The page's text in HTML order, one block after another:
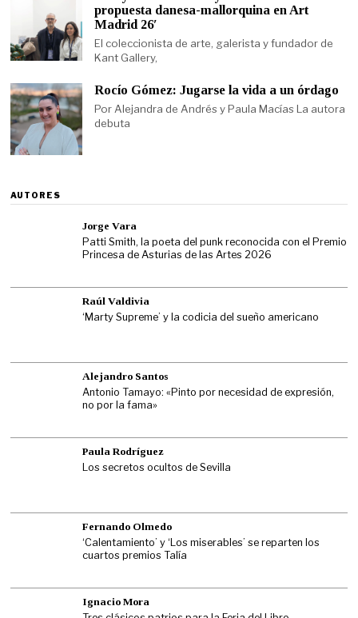
propuesta danesa-mallorquina en Art
Madrid 26′
El coleccionista de arte, galerista y fundador de
Kant Gallery,
Rocío Gómez: Jugarse la vida a un órdago
Por Alejandra de Andrés y Paula Macías La autora
debuta
AUTORES
Jorge Vara
Patti Smith, la poeta del punk reconocida con el Premio
Princesa de Asturias de las Artes 2026
Raúl Valdivia
‘Marty Supreme’ y la codicia del sueño americano
Alejandro Santos
Antonio Tamayo: «Pinto por necesidad de expresión,
no por la fama»
Paula Rodríguez
Los secretos ocultos de Sevilla
Fernando Olmedo
‘Calentamiento’ y ‘Los miserables’ se reparten los
cuartos premios Talía
Ignacio Mora